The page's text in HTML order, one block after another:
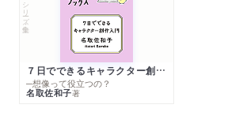
シリーズ・全集
７日でできるキャラクター創作入門
─想像って役立つの？
名取佐和子著